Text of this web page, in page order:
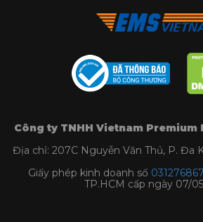
Công ty TNHH Vietnam
Địa chỉ: 207C Nguyễn Văn Thủ, P. Đa
Giấy phép kinh doanh số
TP.HCM cấp ngày 07/